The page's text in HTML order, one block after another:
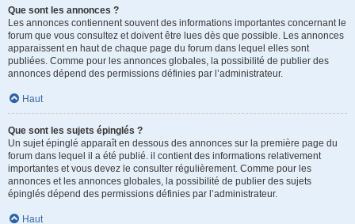
Que sont les annonces ?
Les annonces contiennent souvent des informations importantes concernant le
forum que vous consultez et doivent être lues dès que possible. Les annonces
apparaissent en haut de chaque page du forum dans lequel elles sont
publiées. Comme pour les annonces globales, la possibilité de publier des
annonces dépend des permissions définies par l’administrateur.
Haut
Que sont les sujets épinglés ?
Un sujet épinglé apparaît en dessous des annonces sur la première page du
forum dans lequel il a été publié. il contient des informations relativement
importantes et vous devez le consulter régulièrement. Comme pour les
annonces et les annonces globales, la possibilité de publier des sujets
épinglés dépend des permissions définies par l’administrateur.
Haut